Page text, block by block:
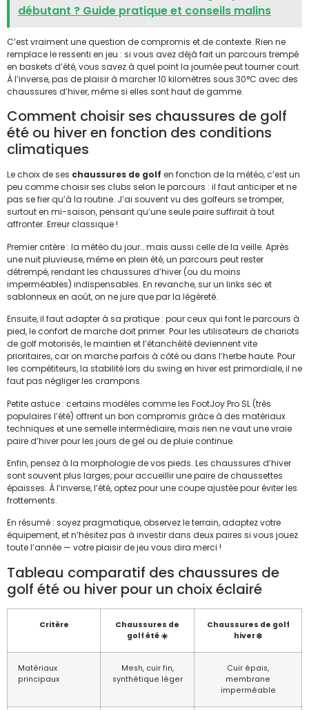
débutant ? Guide pratique et conseils malins
C’est vraiment une question de compromis et de contexte. Rien ne
remplace le ressenti en jeu : si vous avez déjà fait un parcours trempé
en baskets d’été, vous savez à quel point la journée peut tourner court.
À l’inverse, pas de plaisir à marcher 10 kilomètres sous 30°C avec des
chaussures d’hiver, même si elles sont haut de gamme.
Comment choisir ses chaussures de golf
été ou hiver en fonction des conditions
climatiques
Le choix de ses chaussures de golf en fonction de la météo, c’est un
peu comme choisir ses clubs selon le parcours : il faut anticiper et ne
pas se fier qu’à la routine. J’ai souvent vu des golfeurs se tromper,
surtout en mi-saison, pensant qu’une seule paire suffirait à tout
affronter. Erreur classique !
Premier critère : la météo du jour… mais aussi celle de la veille. Après
une nuit pluvieuse, même en plein été, un parcours peut rester
détrempé, rendant les chaussures d’hiver (ou du moins
imperméables) indispensables. En revanche, sur un links sec et
sablonneux en août, on ne jure que par la légèreté.
Ensuite, il faut adapter à sa pratique : pour ceux qui font le parcours à
pied, le confort de marche doit primer. Pour les utilisateurs de chariots
de golf motorisés, le maintien et l’étanchéité deviennent vite
prioritaires, car on marche parfois à côté ou dans l’herbe haute. Pour
les compétiteurs, la stabilité lors du swing en hiver est primordiale, il ne
faut pas négliger les crampons.
Petite astuce : certains modèles comme les FootJoy Pro SL (très
populaires l’été) offrent un bon compromis grâce à des matériaux
techniques et une semelle intermédiaire, mais rien ne vaut une vraie
paire d’hiver pour les jours de gel ou de pluie continue.
Enfin, pensez à la morphologie de vos pieds. Les chaussures d’hiver
sont souvent plus larges, pour accueillir une paire de chaussettes
épaisses. À l’inverse, l’été, optez pour une coupe ajustée pour éviter les
frottements.
En résumé : soyez pragmatique, observez le terrain, adaptez votre
équipement, et n’hésitez pas à investir dans deux paires si vous jouez
toute l’année — votre plaisir de jeu vous dira merci !
Tableau comparatif des chaussures de
golf été ou hiver pour un choix éclairé
Critère
Chaussures de
golf été ☀️
Chaussures de golf
hiver ❄️
Matériaux
principaux
Mesh, cuir fin,
synthétique léger
Cuir épais,
membrane
imperméable